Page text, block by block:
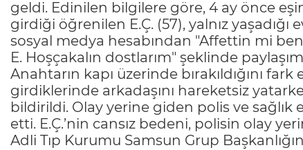
geldi. Edinilen bilgilere göre, 4 ay önce
girdiği öğrenilen E.Ç. (57), yalnız
sosyal medya hesabından "Affettin mi
E. Hoşçakalın dostlarım" şeklinde
Anahtarın kapı üzerinde bırakıldığını
girdiklerinde arkadaşını hareketsiz
bildirildi. Olay yerine giden polis ve sağlık
etti. E.Ç.’nin cansız bedeni, polisin olay
Adli Tıp Kurumu Samsun Grup